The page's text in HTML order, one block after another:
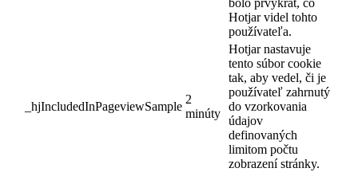
bolo prvýkrát, čo
Hotjar videl tohto
používateľa.
_hjIncludedInPageviewSample
2
minúty
Hotjar nastavuje
tento súbor cookie
tak, aby vedel, či je
používateľ zahrnutý
do vzorkovania
údajov
definovaných
limitom počtu
zobrazení stránky.